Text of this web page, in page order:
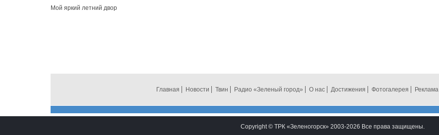
Мой яркий летний двор
Главная Новости Твин Радио «Зеленый город» О нас Достижения Фотогалерея Реклама
Copyright © ТРК «Зеленогорск» 2003-2026 Все права защищены.